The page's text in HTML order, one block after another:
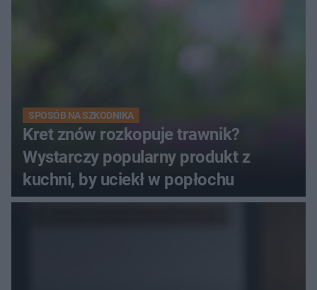
SPOSÓB NA SZKODNIKA
Kret znów rozkopuje trawnik?
Wystarczy popularny produkt z
kuchni, by uciekł w popłochu